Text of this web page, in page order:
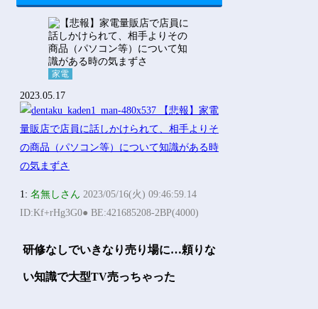
家電
2023.05.17
1:名無しさん 2023/05/16(火) 09:46:59.14
ID:Kf+rHg3G0● BE:421685208-2BP(4000)
研修なしでいきなり売り場に…頼りな
い知識で大型TV売っちゃった